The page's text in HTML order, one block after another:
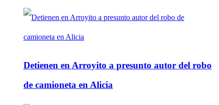
Detienen en Arroyito a presunto autor del robo
de camioneta en Alicia